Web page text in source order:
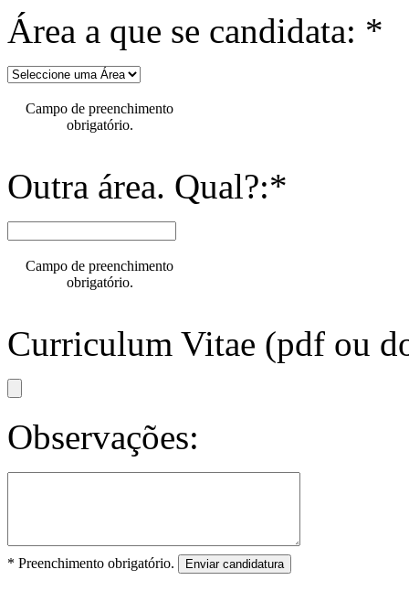
Área a que se candidata: *
Campo de preenchimento
obrigatório.
Outra área. Qual?:*
Campo de preenchimento
obrigatório.
Curriculum Vitae (pdf ou
Observações:
* Preenchimento obrigatório. Enviar candidatura